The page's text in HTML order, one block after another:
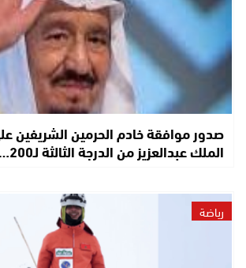
صدور موافقة خادم الحرمين الشريفين
الملك عبدالعزيز من الدرجة الثالثة لـ200…
رياضة